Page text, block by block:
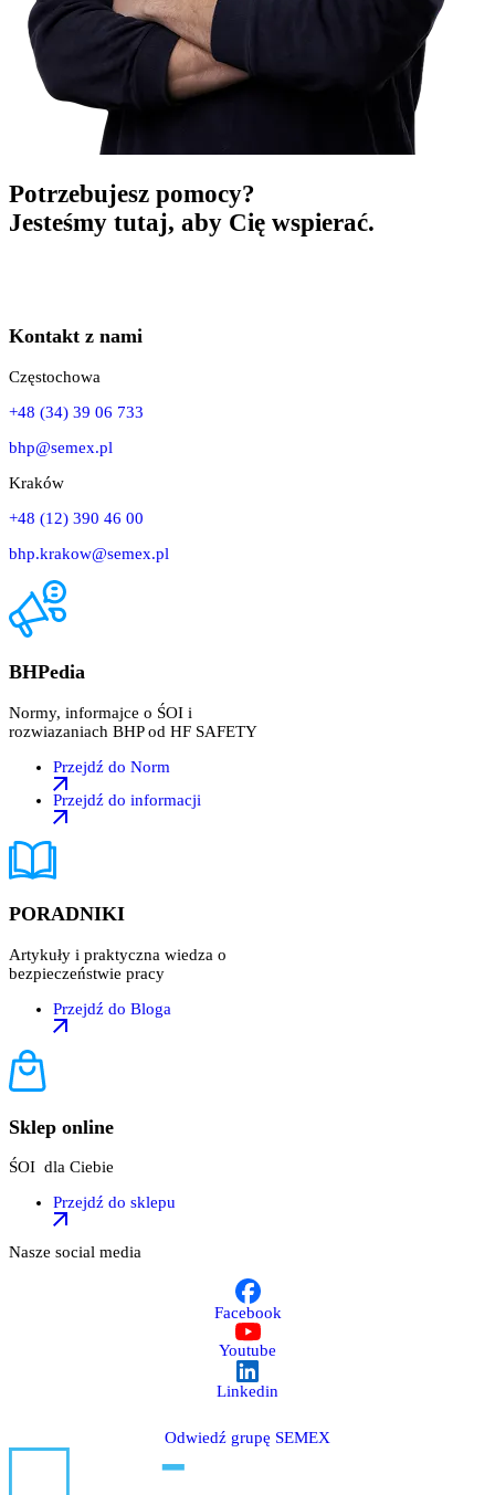
Potrzebujesz pomocy?
Jesteśmy tutaj, aby Cię wspierać.
Kontakt z nami
Częstochowa
+48 (34) 39 06 733
bhp@semex.pl
Kraków
+48 (12) 390 46 00
bhp.krakow@semex.pl
BHPedia
Normy, informajce o ŚOI i
rozwiazaniach BHP od HF SAFETY
Przejdź do Norm
Przejdź do informacji
PORADNIKI
Artykuły i praktyczna wiedza o
bezpieczeństwie pracy
Przejdź do Bloga
Sklep online
ŚOI dla Ciebie
Przejdź do sklepu
Nasze social media
Facebook
Youtube
Linkedin
Odwiedź grupę SEMEX